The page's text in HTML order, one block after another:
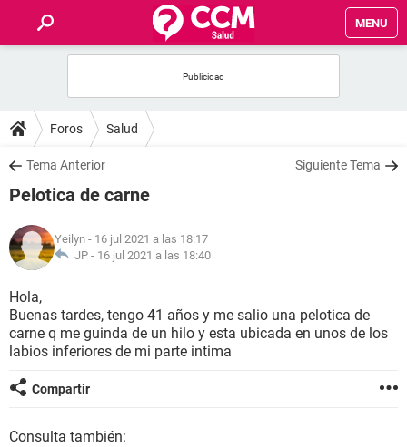
MENU
FOROS
SALUD
NUTRICIÓN
BIENESTAR
SEXUALIDAD
GLOSARIO
Foros Salud
Tema Anterior Siguiente Tema
Pelotica de carne
Yeilyn - 16 jul 2021 a las 18:17
JP - 16 jul 2021 a las 18:40
Hola,
Buenas tardes, tengo 41 años y me salio una pelotica de
carne q me guinda de un hilo y esta ubicada en unos de los
labios inferiores de mi parte intima
Compartir
Consulta también: